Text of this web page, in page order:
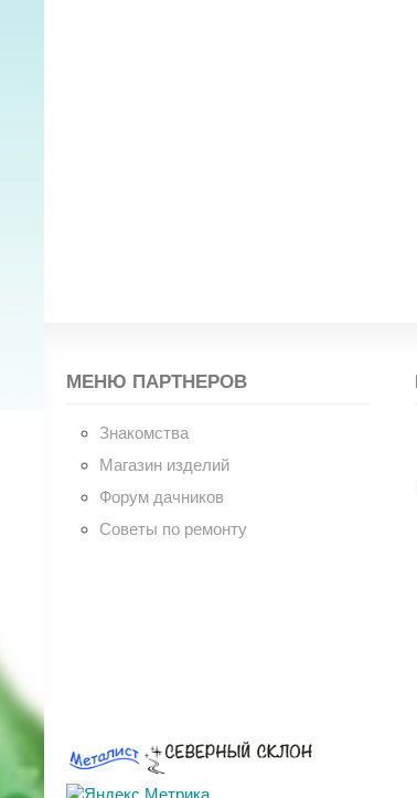
МЕНЮ ПАРТНЕРОВ
Знакомства
Магазин изделий
Форум дачников
Советы по ремонту